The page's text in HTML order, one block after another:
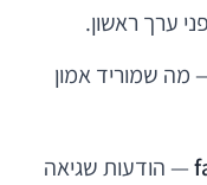
ערך ראשון.
מה שמוריד אמון
— הודעות שגיאה